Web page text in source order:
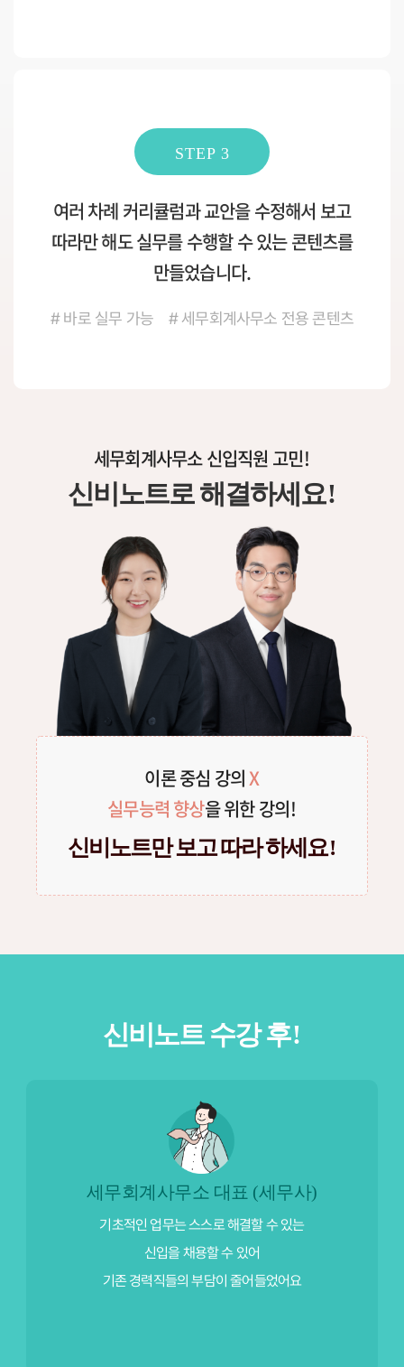
STEP 3
여러 차례 커리큘럼과 교안을 수정해서 보고
따라만 해도 실무를 수행할 수 있는 콘텐츠를
만들었습니다.
# 바로 실무 가능 # 세무회계사무소 전용 콘텐츠
세무회계사무소 신입직원 고민!
신비노트로 해결하세 요!
이론 중심 강의X
실무능력 향상을 위한 강의!
신비노트만 보고 따라 하세 요!
신비노트 수강후!
신입 세무회계사무원
사수가 없더라도 신비노트가 있어
야근하지 않고 빠르게 업무를 수행할 수 있게 되었어요!